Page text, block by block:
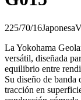
225/70/16Japonesa
La Yokohama
versátil, diseñada
equilibrio entre
Su diseño de banda
tracción en